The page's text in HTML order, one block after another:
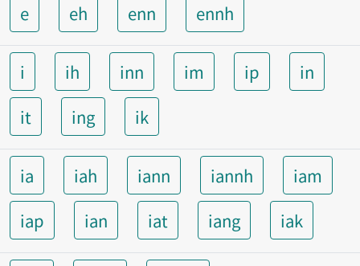
e eh enn ennh
i ih inn im ip
in
it
ing ik
ia iah iann iannh
iam
iap
ian iat iang iak